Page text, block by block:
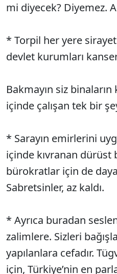
mi diyecek? Diyemez.
* Torpil her yere
devlet kurumları
Bakmayın siz
içinde çalışan tek bir
* Sarayın emirlerini
içinde kıvranan
bürokratlar için de
Sabretsinler, az kaldı.
* Ayrıca buradan
zalimlere. Sizleri
yapılanlara cefadır.
için, Türkiye’nin en